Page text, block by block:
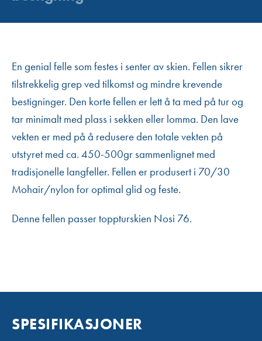
En genial felle som festes i senter av skien. Fellen sikrer
tilstrekkelig grep ved tilkomst og mindre krevende
bestigninger. Den korte fellen er lett å ta med på tur og
tar minimalt med plass i sekken eller lomma. Den lave
vekten er med på å redusere den totale vekten på
utstyret med ca. 450-500gr sammenlignet med
tradisjonelle langfeller. Fellen er produsert i 70/30
Mohair/nylon for optimal glid og feste.
Denne fellen passer toppturskien Nosi 76.
SPESIFIKASJONER